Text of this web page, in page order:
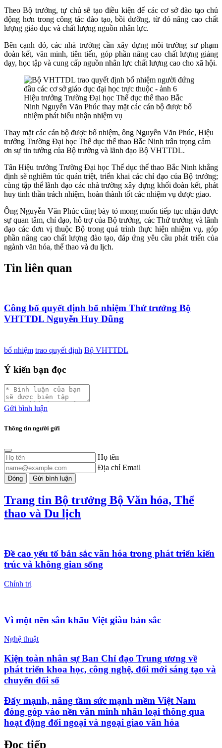
Theo Bộ trưởng, tự chủ sẽ tạo điều kiện để các cơ sở đào tạo chủ
động hơn trong công tác đào tạo, bồi dưỡng, từ đó nâng cao chất
lượng giáo dục và chất lượng nguồn nhân lực.
Bên cạnh đó, các nhà trường cần xây dựng môi trường sư phạm
đoàn kết, văn minh, tiên tiến, góp phần nâng cao chất lượng giảng
dạy, học tập và cung cấp nguồn nhân lực chất lượng cao cho xã hội.
Hiệu trưởng Trường Đại học Thể dục thể thao Bắc
Ninh Nguyễn Văn Phúc thay mặt các cán bộ được bổ
nhiệm phát biểu nhận nhiệm vụ
Thay mặt các cán bộ được bổ nhiệm, ông Nguyễn Văn Phúc, Hiệu
trưởng Trường Đại học Thể dục thể thao Bắc Ninh trân trọng cảm
ơn sự tin tưởng của Bộ trưởng và lãnh đạo Bộ VHTTDL.
TânHiệu trưởng Trường Đại học Thể dục thể thao Bắc Ninh khẳng
định sẽ nghiêm túc quán triệt, triển khai các chỉ đạo của Bộ trưởng;
cùng tập thể lãnh đạo các nhà trường xây dựng khối đoàn kết, phát
huy tinh thần trách nhiệm, hoàn thành tốt các nhiệm vụ được giao.
Ông Nguyễn Văn Phúc cũng bày tỏ mong muốn tiếp tục nhận được
sự quan tâm, chỉ đạo, hỗ trợ của Bộ trưởng, các Thứ trưởng và lãnh
đạo các đơn vị thuộc Bộ trong quá trình thực hiện nhiệm vụ, góp
phần nâng cao chất lượng đào tạo, đáp ứng yêu cầu phát triển của
ngành văn hóa, thể thao và du lịch.
Tin liên quan
Công bố quyết định bổ nhiệm Thứ trưởng Bộ
VHTTDL Nguyễn Huy Dũng
bổ nhiệm trao quyết định Bộ VHTTDL
Ý kiến bạn đọc
Gửi bình luận
Thông tin người gửi
Họ tên
Địa chỉ Email
Đóng Gửi bình luận
Trang tin Bộ trưởng Bộ Văn hóa, Thể
thao và Du lịch
Đề cao yếu tố bản sắc văn hóa trong phát triển kiến
trúc và không gian sống
Chính trị
Vì một nền sân khấu Việt giàu bản sắc
Nghệ thuật
Kiện toàn nhân sự Ban Chỉ đạo Trung ương về
phát triển khoa học, công nghệ, đổi mới sáng tạo và
chuyển đổi số
Đẩy mạnh, nâng tầm sức mạnh mềm Việt Nam
đóng góp vào nền văn minh nhân loại thông qua
hoạt động đối ngoại và ngoại giao văn hóa
Đọc tiếp